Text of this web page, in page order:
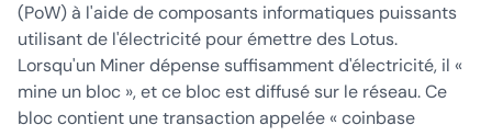
(PoW) à l'aide de composants informatiques puissants
utilisant de l'électricité pour émettre des Lotus.
Lorsqu'un Miner dépense suffisamment d'électricité, il «
mine un bloc », et ce bloc est diffusé sur le réseau. Ce
bloc contient une transaction appelée « coinbase